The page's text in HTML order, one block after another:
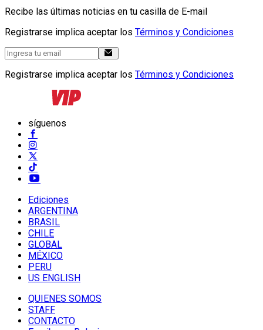
Recibe las últimas noticias en tu casilla de E-mail
Registrarse implica aceptar los Términos y Condiciones
Registrarse implica aceptar los Términos y Condiciones
síguenos
Ediciones
ARGENTINA
BRASIL
CHILE
GLOBAL
MÉXICO
PERU
US ENGLISH
QUIENES SOMOS
STAFF
CONTACTO